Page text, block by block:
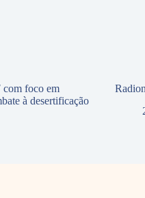
foco em
à desertificação